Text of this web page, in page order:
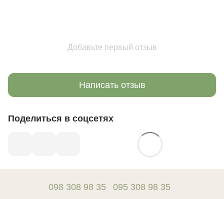
Добавьте первый отзыв
Написать отзыв
Поделиться в соцсетях
098 308 98 35 095 308 98 35